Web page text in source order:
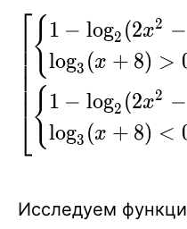
\left[
\begin{gathered}
\begin{cases} 1-
\log_2(2x^2-
9x+9)\ge 0 \\
\log_{3}
\end{cases} \\
⎣
⎢⎢⎢⎢⎢⎡{1 − log2 (2x2 −
log3 (x + 8) >
{1 − log2 (2x2 −
log3 (x + 8) <
Исследуем